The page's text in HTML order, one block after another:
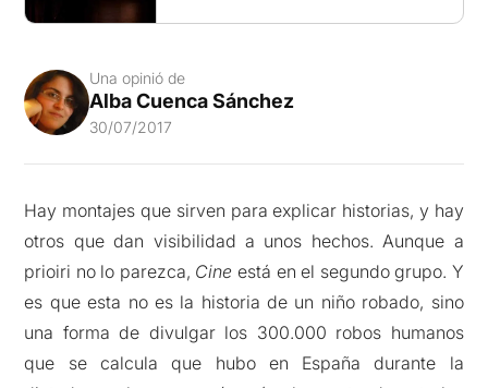
Una opinió de
Alba Cuenca Sánchez
30/07/2017
Hay montajes que sirven para explicar historias, y hay
otros que dan visibilidad a unos hechos. Aunque a
prioiri no lo parezca, Cine está en el segundo grupo. Y
es que esta no es la historia de un niño robado, sino
una forma de divulgar los 300.000 robos humanos
que se calcula que hubo en España durante la